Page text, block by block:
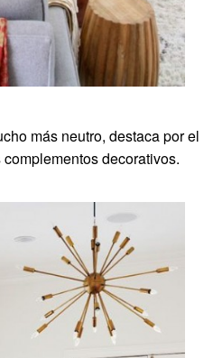
más neutro, destaca por el
decorativos.